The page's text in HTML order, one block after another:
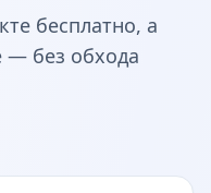
бесплатно, а
— без обхода